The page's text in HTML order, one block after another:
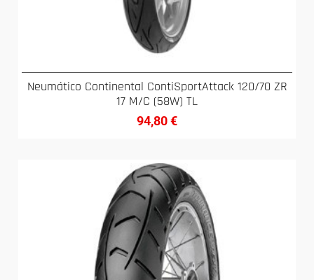
Neumático Continental ContiSportAttack 120/70 ZR
17 M/C (58W) TL
94,80€